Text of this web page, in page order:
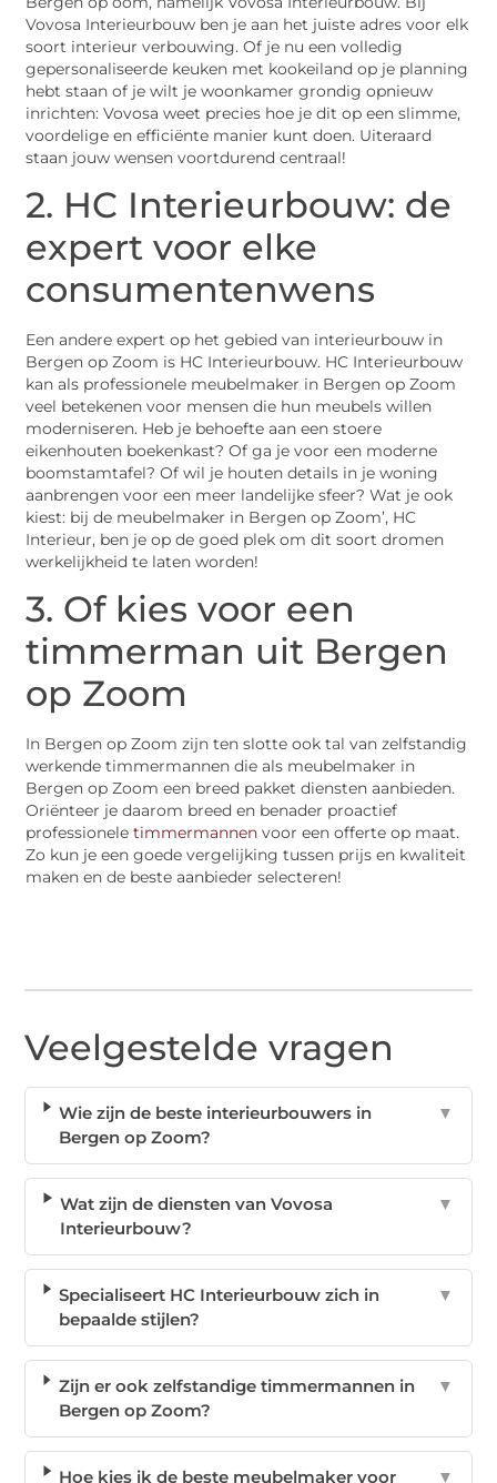
Vovosa Interieurbouw ben je aan het juiste adres voor elk
soort interieur verbouwing. Of je nu een volledig
gepersonaliseerde keuken met kookeiland op je planning
hebt staan of je wilt je woonkamer grondig opnieuw
inrichten: Vovosa weet precies hoe je dit op een slimme,
voordelige en efficiënte manier kunt doen. Uiteraard
staan jouw wensen voortdurend centraal!
2. HC Interieurbouw: de
expert voor elke
consumentenwens
Een andere expert op het gebied van interieurbouw in
Bergen op Zoom is HC Interieurbouw. HC Interieurbouw
kan als professionele meubelmaker in Bergen op Zoom
veel betekenen voor mensen die hun meubels willen
moderniseren. Heb je behoefte aan een stoere
eikenhouten boekenkast? Of ga je voor een moderne
boomstamtafel? Of wil je houten details in je woning
aanbrengen voor een meer landelijke sfeer? Wat je ook
kiest: bij de meubelmaker in Bergen op Zoom’, HC
Interieur, ben je op de goed plek om dit soort dromen
werkelijkheid te laten worden!
3. Of kies voor een
timmerman uit Bergen
op Zoom
In Bergen op Zoom zijn ten slotte ook tal van zelfstandig
werkende timmermannen die als meubelmaker in
Bergen op Zoom een breed pakket diensten aanbieden.
Oriënteer je daarom breed en benader proactief
professioneletimmermannen voor een offerte op maat.
Zo kun je een goede vergelijking tussen prijs en kwaliteit
maken en de beste aanbieder selecteren!
Veelgestelde vragen
Wie zijn de beste interieurbouwers in
Bergen op Zoom?
▼
Wat zijn de diensten van Vovosa
Interieurbouw?
▼
Specialiseert HC Interieurbouw zich in
bepaalde stijlen?
▼
Zijn er ook zelfstandige timmermannen in
Bergen op Zoom?
▼
Hoe kies ik de beste meubelmaker voor ▼